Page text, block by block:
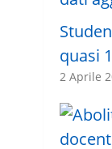
quasi
2 Aprile